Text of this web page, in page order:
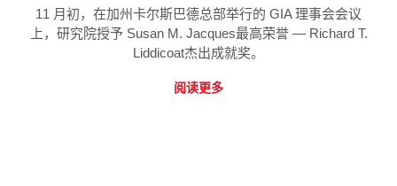
11 月初，在加州卡尔斯巴德总部举行的 GIA 理事会会议
上，研究院授予 Susan M. Jacques最高荣誉 — Richard T.
Liddicoat杰出成就奖。
阅读更多